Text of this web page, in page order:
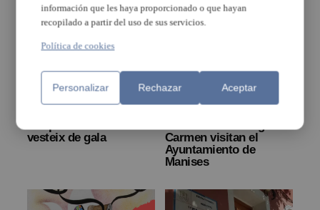
vesteix de gala
Carmen visitan el
Ayuntamiento de
Manises
información que les haya proporcionado o que hayan
recopilado a partir del uso de sus servicios.
Política de cookies
Personalizar Rechazar Aceptar